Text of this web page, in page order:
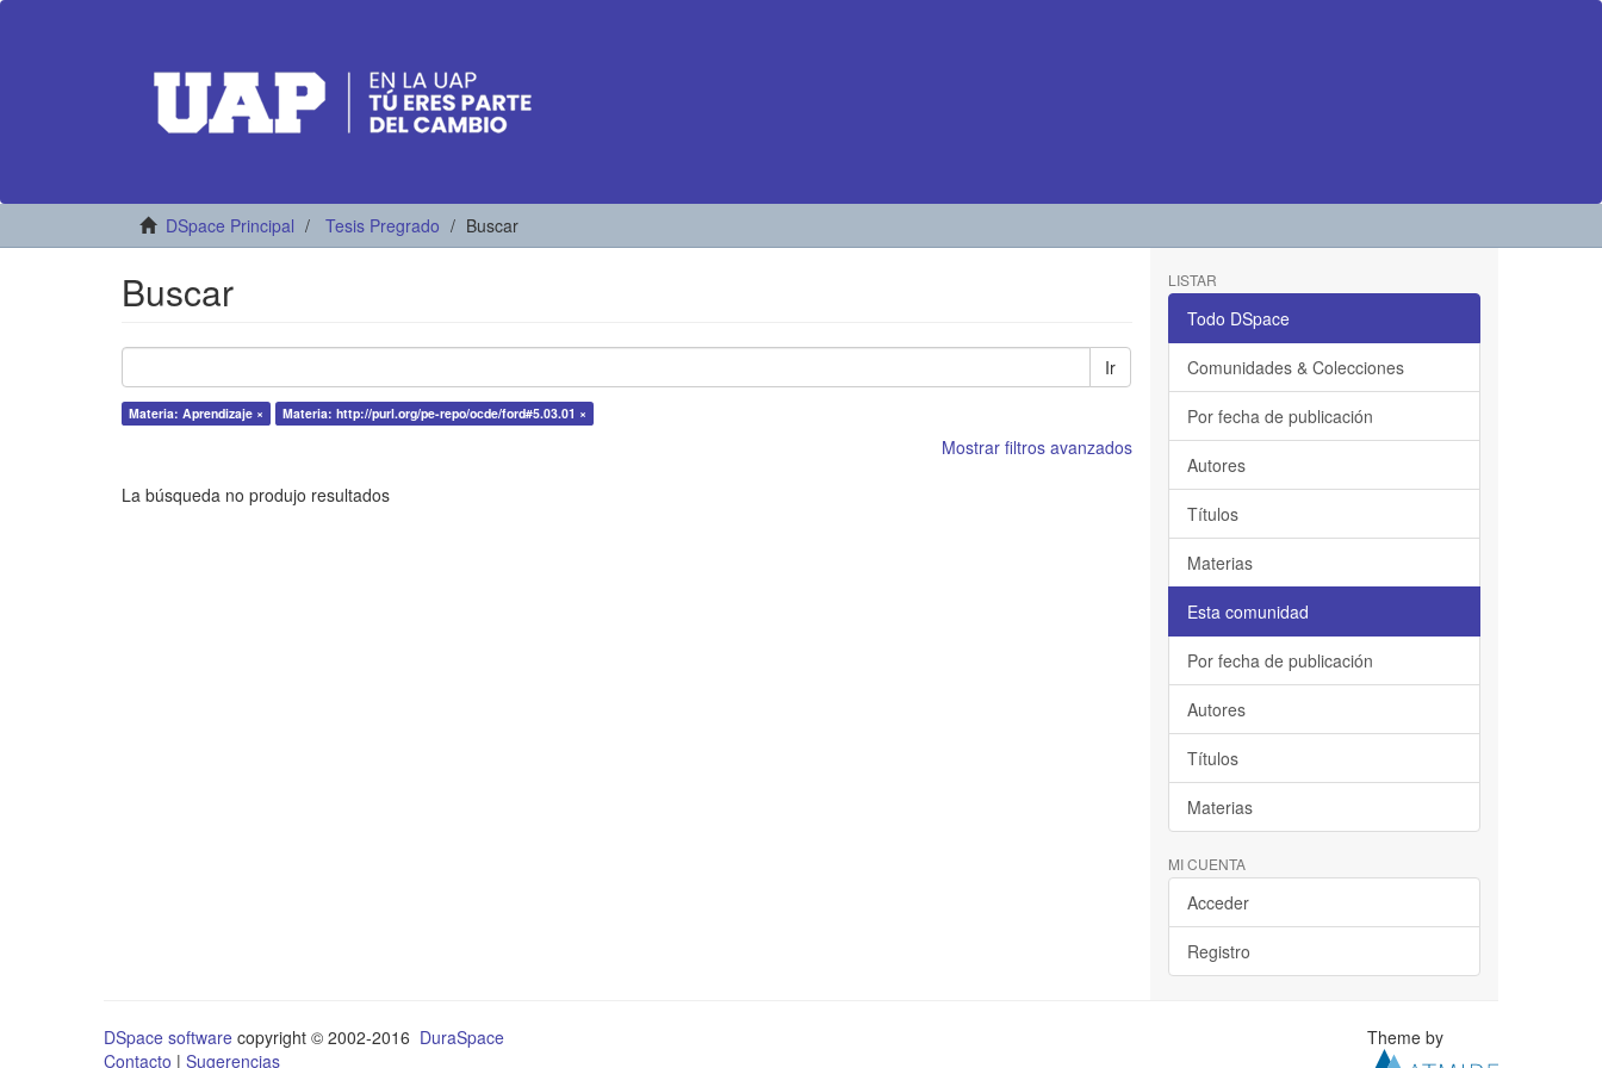
DSpace Principal Tesis Pregrado Buscar
Buscar
Ir
Materia: Aprendizaje × Materia: http://purl.org/pe-repo/ocde/ford#5.03.01 ×
Mostrar filtros avanzados
La búsqueda no produjo resultados
LISTAR
Todo DSpace
Comunidades & Colecciones
Por fecha de publicación
Autores
Títulos
Materias
Esta comunidad
Por fecha de publicación
Autores
Títulos
Materias
MI CUENTA
Acceder
Registro
DSpace software copyright © 2002-2016 DuraSpace
Contacto | Sugerencias
Theme by